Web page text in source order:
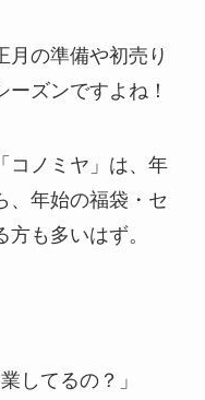
月の準備や初売り
ズンですよね！
コノミヤ」は、年
、年始の福袋・セ
も多いはず。
してるの？」